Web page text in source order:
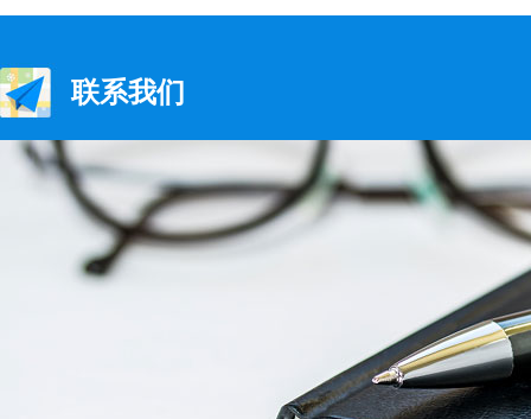
联系我们